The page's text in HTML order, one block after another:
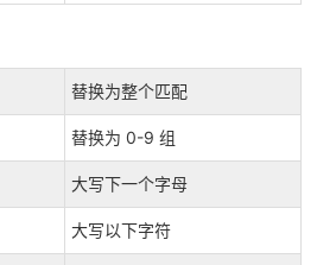
替换为整个匹配
替换为 0-9 组
大写下一个字母
大写以下字符